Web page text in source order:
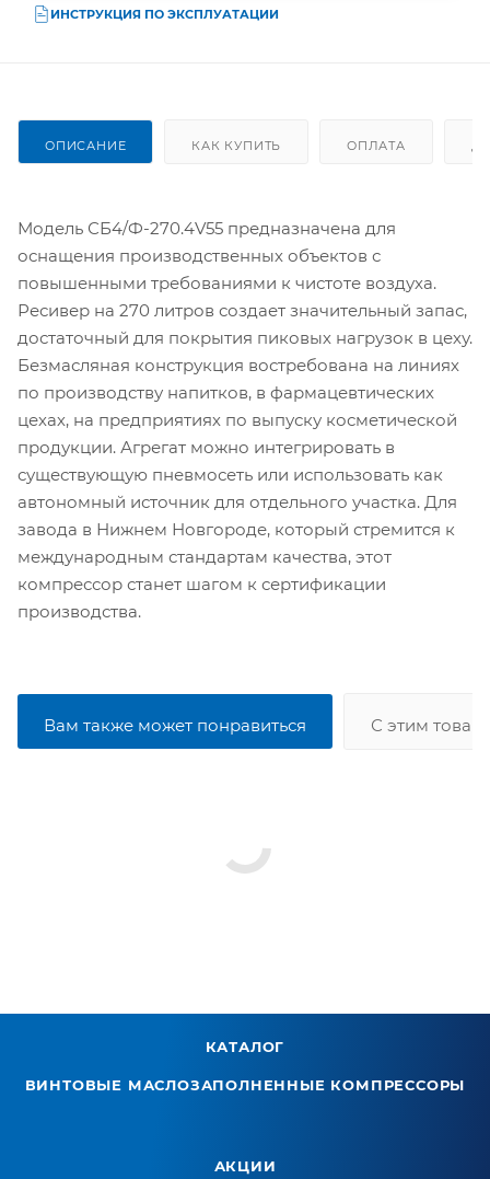
ИНСТРУКЦИЯ ПО ЭКСПЛУАТАЦИИ
ОПИСАНИЕ КАК КУПИТЬ ОПЛАТА
Модель СБ4/Ф-270.4V55 предназначена для
оснащения производственных объектов с
повышенными требованиями к чистоте воздуха.
Ресивер на 270 литров создает значительный запас,
достаточный для покрытия пиковых нагрузок в цеху.
Безмасляная конструкция востребована на линиях
по производству напитков, в фармацевтических
цехах, на предприятиях по выпуску косметической
продукции. Агрегат можно интегрировать в
существующую пневмосеть или использовать как
автономный источник для отдельного участка. Для
завода в Нижнем Новгороде, который стремится к
международным стандартам качества, этот
компрессор станет шагом к сертификации
производства.
Вам также может понравиться С этим
КАТАЛОГ
ВИНТОВЫЕ МАСЛОЗАПОЛНЕННЫЕ КОМПРЕССОРЫ
АКЦИИ